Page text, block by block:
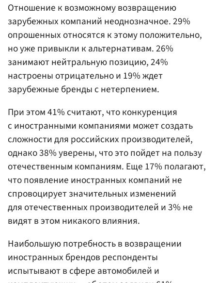
Отношение к возможному возвращению
зарубежных компаний неоднозначное. 29%
опрошенных относятся к этому положительно,
но уже привыкли к альтернативам. 26%
занимают нейтральную позицию, 24%
настроены отрицательно и 19% ждет
зарубежные бренды с нетерпением.
При этом 41% считают, что конкуренция
с иностранными компаниями может создать
сложности для российских производителей,
однако 38% уверены, что это пойдет на пользу
отечественным компаниям. Еще 17% полагают,
что появление иностранных компаний не
спровоцирует значительных изменений
для отечественных производителей и 3% не
видят в этом никакого влияния.
Наибольшую потребность в возвращении
иностранных брендов респонденты
испытывают в сфере автомобилей и